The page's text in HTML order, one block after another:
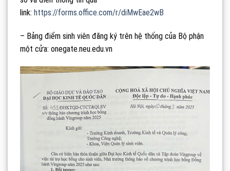
link: https://forms.office.com/r/diMwEae2wB
– Bảng điểm sinh viên đăng ký trên hệ thống của Bộ phận
một cửa: onegate.neu.edu.vn